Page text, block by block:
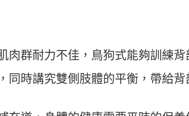
肉群耐力不佳，鳥狗式能夠訓練
同時講究雙側肢體的平衡，帶給背